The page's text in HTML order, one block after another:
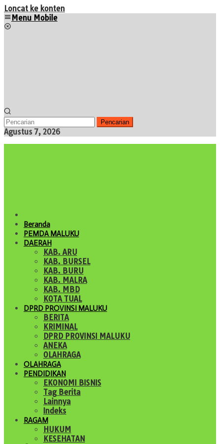
Loncat ke konten
Menu Mobile
Pencarian
Agustus 7, 2026
Beranda
PEMDA MALUKU
DAERAH
KAB. ARU
KAB. BURSEL
KAB. BURU
KAB. MALRA
KAB. MBD
KOTA TUAL
DPRD PROVINSI MALUKU
BERITA
KRIMINAL
DPRD PROVINSI MALUKU
ANEKA
OLAHRAGA
OLAHRAGA
PENDIDIKAN
EKONOMI BISNIS
Tag Berita
Lainnya
Indeks
RAGAM
HUKUM
KESEHATAN